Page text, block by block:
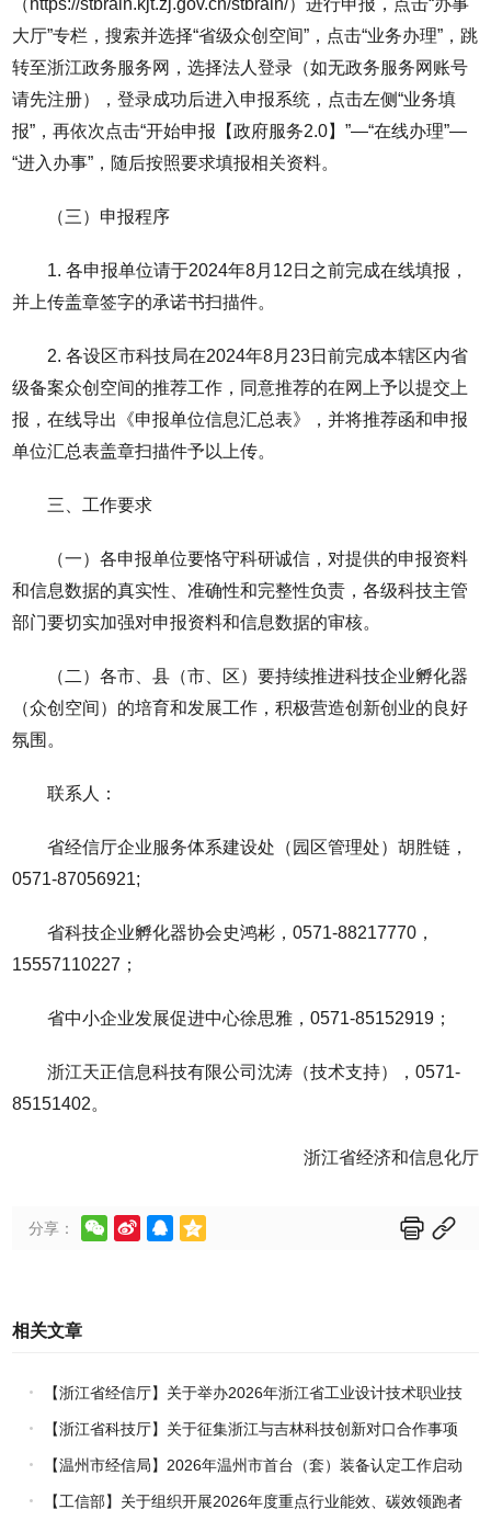
大厅”专栏，搜索并选择“省级众创空间”，点击“业务办理”，跳
转至浙江政务服务网，选择法人登录（如无政务服务网账号
请先注册），登录成功后进入申报系统，点击左侧“业务填
报”，再依次点击“开始申报【政府服务2.0】”—“在线办理”—
“进入办事”，随后按照要求填报相关资料。
（三）申报程序
1. 各申报单位请于2024年8月12日之前完成在线填报，
并上传盖章签字的承诺书扫描件。
2. 各设区市科技局在2024年8月23日前完成本辖区内省
级备案众创空间的推荐工作，同意推荐的在网上予以提交上
报，在线导出《申报单位信息汇总表》，并将推荐函和申报
单位汇总表盖章扫描件予以上传。
三、工作要求
（一）各申报单位要恪守科研诚信，对提供的申报资料
和信息数据的真实性、准确性和完整性负责，各级科技主管
部门要切实加强对申报资料和信息数据的审核。
（二）各市、县（市、区）要持续推进科技企业孵化器
（众创空间）的培育和发展工作，积极营造创新创业的良好
氛围。
联系人：
省经信厅企业服务体系建设处（园区管理处）胡胜链，
0571-87056921;
省科技企业孵化器协会史鸿彬，0571-88217770，
15557110227；
省中小企业发展促进中心徐思雅，0571-85152919；
浙江天正信息科技有限公司沈涛（技术支持），0571-
85151402。
浙江省经济和信息化厅
分享：      
相关文章
【浙江省经信厅】关于举办2026年浙江省工业设计技术职业技
能竞赛的通知
【浙江省科技厅】关于征集浙江与吉林科技创新对口合作事项
的通知【温州市经信局】2026年温州市首台（套）装备认定工作启动
【工信部】关于组织开展2026年度重点行业能效、碳效领跑者